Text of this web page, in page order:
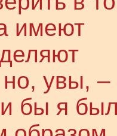
имеют
увы, –
бы я